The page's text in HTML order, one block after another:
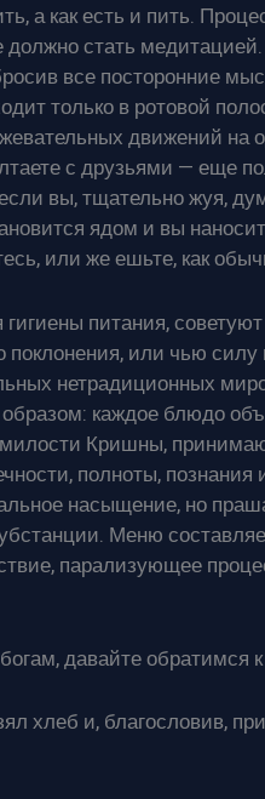
а как есть и пить.
должно стать
все посторонние
только в ротовой
движений на
с друзьями — еще
вы, тщательно жуя,
ядом и вы
или же ешьте, как
питания,
поклонения, или чью
нетрадиционных
каждое блюдо
милости Кришны,
полноты,
насыщение, но
Меню
парализующее
давайте обратимся
хлеб и, благословив,